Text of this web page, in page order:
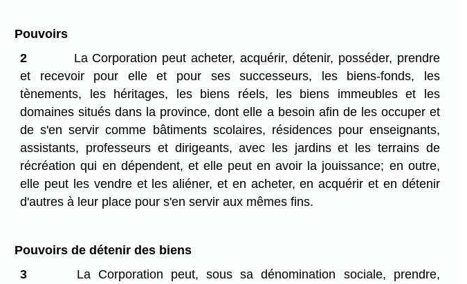
Pouvoirs
2
La Corporation peut acheter, acquérir, détenir, posséder, prendre
et recevoir pour elle et pour ses successeurs, les biens-fonds, les
tènements, les héritages, les biens réels, les biens immeubles et les
domaines situés dans la province, dont elle a besoin afin de les occuper et
de s'en servir comme bâtiments scolaires, résidences pour enseignants,
assistants, professeurs et dirigeants, avec les jardins et les terrains de
récréation qui en dépendent, et elle peut en avoir la jouissance; en outre,
elle peut les vendre et les aliéner, et en acheter, en acquérir et en détenir
d'autres à leur place pour s'en servir aux mêmes fins.
Pouvoirs de détenir des biens
3
La Corporation peut, sous sa dénomination sociale, prendre,